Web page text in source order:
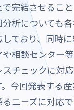
で完結させるこ
析についても
ており、同時
や相談センター
スチェックに対
。今回発表する
ニーズに対応